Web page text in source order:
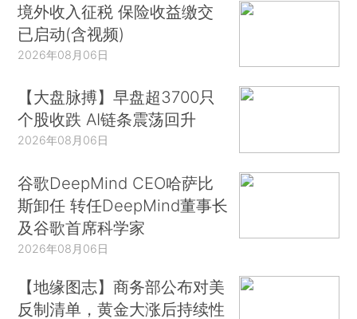
境外收入征税 保险收益缴交
已启动(含视频)
2026年08月06日
【大盘脉搏】早盘超3700只
个股收跌 AI链条震荡回升
2026年08月06日
谷歌DeepMind CEO哈萨比
斯卸任 转任DeepMind董事长
及谷歌首席科学家
2026年08月06日
【地缘图志】商务部公布对美
反制清单，黄金大涨后持续性